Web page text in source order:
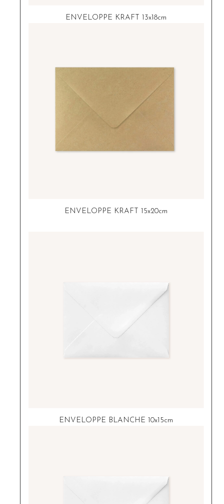
ENVELOPPE KRAFT 13x18cm
ENVELOPPE KRAFT 15x20cm
ENVELOPPE BLANCHE 10x15cm